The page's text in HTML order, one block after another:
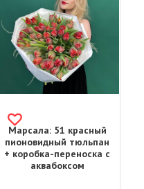
Марсала: 51 красный
пионовидный тюльпан
+ коробка-переноска с
аквабоксом